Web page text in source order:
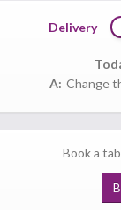
Delivery
A: Change
Book a